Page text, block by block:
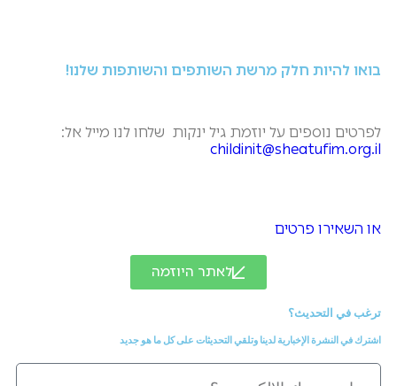
בואו להיות חלק מרשת השותפים והשותפות שלנו!
לפרטים נוספים על יוזמת גיל ינקות שלחו לנו מייל אל:
childinit@sheatufim.org.il
או השאירו פרטים
לאתר היוזמה
ترغب في التحديث؟
اشترك في النشرة الإخبارية لدينا وتلقي التحديثات على كل ما هو جديد